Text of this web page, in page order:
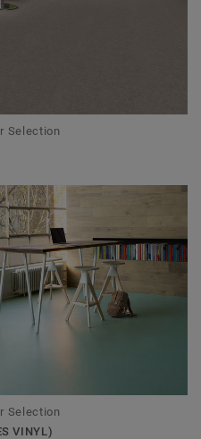
Selection
Selection
VINYL)